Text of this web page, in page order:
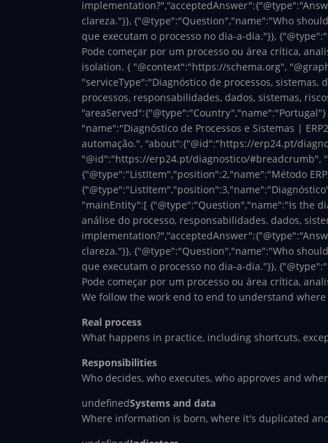
clareza."}}, {"@type":"Question","name":"Who
que executam o processo no dia-a-dia."}},
Pode começar por um processo ou área crítica,
isolation. { "@context":"https://schema.org",
"serviceType":"Diagnóstico de processos,
processos, responsabilidades, dados, sistemas,
"name":"Diagnóstico de Processos e Sistemas |
automação.", "about":{"@id":"https://erp24.pt/
"@id":"https://erp24.pt/diagnostico/#breadcrumb",
{"@type":"ListItem","position":2,"name":"Método
"mainEntity":[ {"@type":"Question","name":"Is the
análise do processo, responsabilidades, dados,
clareza."}}, {"@type":"Question","name":"Who
que executam o processo no dia-a-dia."}},
Pode começar por um processo ou área crítica,
We follow the work end to end to understand
Real process
What happens in practice, including shortcuts,
Responsibilities
Who decides, who executes, who approves and
undefinedSystems and data
Where information is born, where it's duplicated